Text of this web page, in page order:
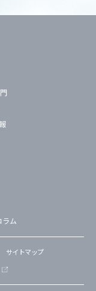
ラム
サイトマップ